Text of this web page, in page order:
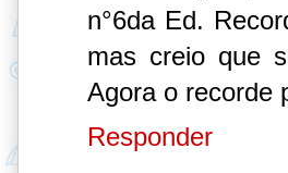
n°6da Ed.
mas creio que
Agora o recorde
Responder